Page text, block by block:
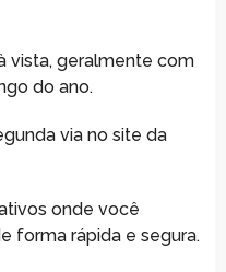
vista, geralmente com
do ano.
via no site da
onde você
forma rápida e segura.